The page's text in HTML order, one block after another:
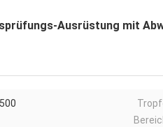
Ausrüstung mit